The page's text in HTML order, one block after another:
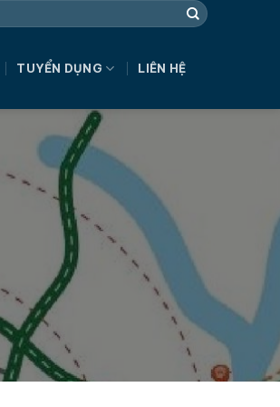
TUYỂN DỤNG LIÊN HỆ